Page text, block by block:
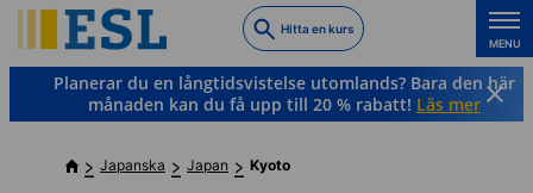
to
main
content
Hitta en kurs
MENU
Planerar du en långtidsvistelse utomlands? Bara den här
månaden kan du få upp till 20 % rabatt! Läs mer
Japanska Japan Kyoto